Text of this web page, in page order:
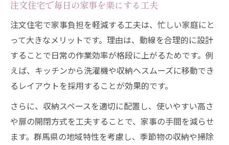
注文住宅で毎日の家事を楽にする工夫
注文住宅で家事負担を軽減する工夫は、忙しい家庭にと
って大きなメリットです。理由は、動線を合理的に設計
することで日常の作業効率が格段に上がるためです。例
えば、キッチンから洗濯機や収納へスムーズに移動でき
るレイアウトを採用することが効果的です。
さらに、収納スペースを適切に配置し、使いやすい高さ
や扉の開閉方式を工夫することで、家事の手間を減らせ
ます。群馬県の地域特性を考慮し、季節物の収納や掃除